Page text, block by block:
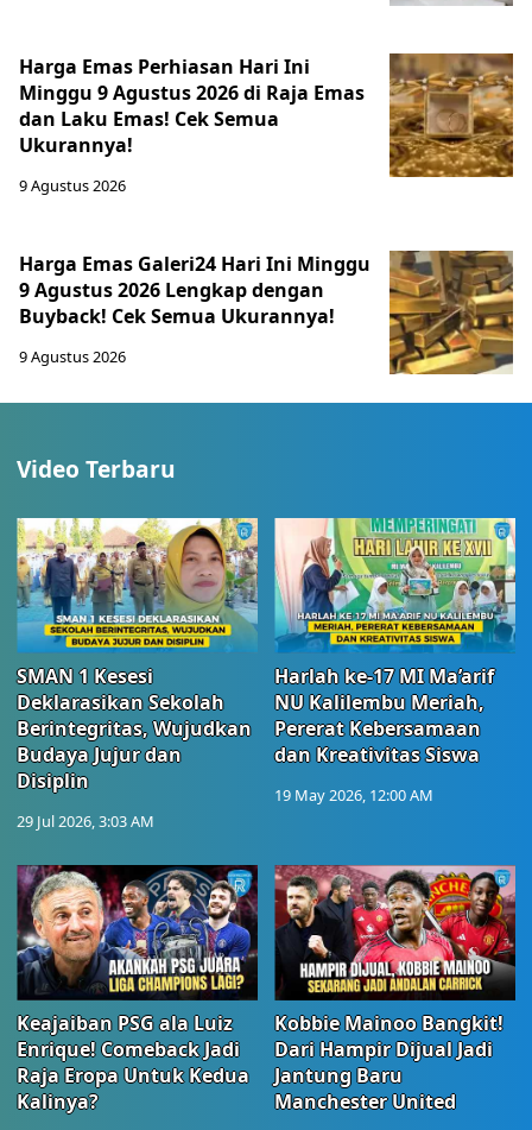
Harga Emas Perhiasan Hari Ini
Minggu 9 Agustus 2026 di Raja Emas
dan Laku Emas! Cek Semua
Ukurannya!
9 Agustus 2026
Harga Emas Galeri24 Hari Ini Minggu
9 Agustus 2026 Lengkap dengan
Buyback! Cek Semua Ukurannya!
9 Agustus 2026
Video Terbaru
SMAN 1 Kesesi
Deklarasikan Sekolah
Berintegritas, Wujudkan
Budaya Jujur dan
Disiplin
29 Jul 2026, 3:03 AM
Harlah ke-17 MI Ma’arif
NU Kalilembu Meriah,
Pererat Kebersamaan
dan Kreativitas Siswa
19 May 2026, 12:00 AM
Keajaiban PSG ala Luiz
Enrique! Comeback Jadi
Raja Eropa Untuk Kedua
Kalinya?
Kobbie Mainoo Bangkit!
Dari Hampir Dijual Jadi
Jantung Baru
Manchester United